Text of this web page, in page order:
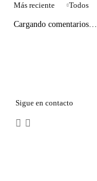
Más reciente Todos
Cargando comentarios…
Sigue en contacto